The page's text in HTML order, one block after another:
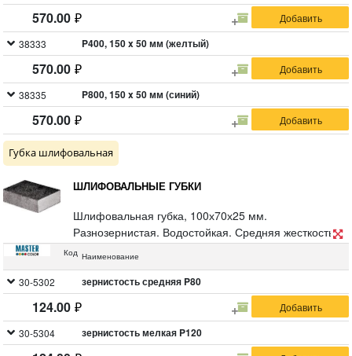
570.00
38333 P400, 150 x 50 мм (желтый)
570.00
38335 P800, 150 x 50 мм (синий)
570.00
Губка шлифовальная
ШЛИФОВАЛЬНЫЕ ГУБКИ
Шлифовальная губка, 100х70х25 мм.
Разнозернистая. Водостойкая. Средняя жесткость.
Для шлифовальных работ. Абразивный слой-карбид
Код Наименование
30-5302 зернистость средняя P80
124.00
30-5304 зернистость мелкая P120